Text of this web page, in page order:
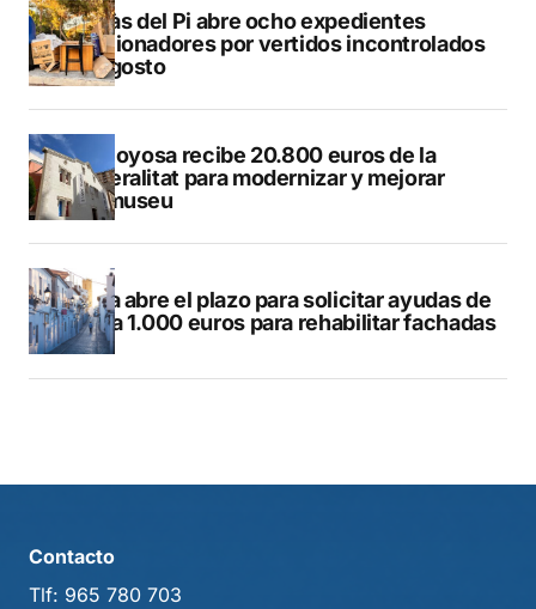
L’Alfàs del Pi abre ocho expedientes
sancionadores por vertidos incontrolados
en agosto
Villajoyosa recibe 20.800 euros de la
Generalitat para modernizar y mejorar
Vilamuseu
Altea abre el plazo para solicitar ayudas de
hasta 1.000 euros para rehabilitar fachadas
Contacto
Tlf: 965 780 703